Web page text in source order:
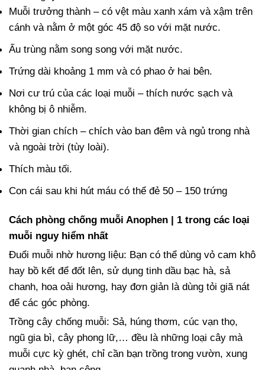
Muỗi trưởng thành – có vệt màu xanh xám và xậm trên
cánh và nằm ở một góc 45 độ so với mặt nước.
Ấu trùng nằm song song với mặt nước.
Trứng dài khoảng 1 mm và có phao ở hai bên.
Nơi cư trú của các loại muỗi – thích nước sạch và
không bị ô nhiễm.
Thời gian chích – chích vào ban đêm và ngủ trong nhà
và ngoài trời (tùy loài).
Thích màu tối.
Con cái sau khi hút máu có thể đẻ 50 – 150 trứng
Cách phòng chống muỗi Anophen | 1 trong các loại
muỗi nguy hiểm nhất
Đuổi muỗi nhờ hương liệu: Bạn có thể dùng vỏ cam khô
hay bồ kết để đốt lên, sử dụng tinh dầu bạc hà, sả
chanh, hoa oải hương, hay đơn giản là dùng tỏi giã nát
để các góc phòng.
Trồng cây chống muỗi: Sả, húng thơm, cúc vạn thọ,
ngũ gia bì, cây phong lữ,… đều là những loại cây mà
muỗi cực kỳ ghét, chỉ cần bạn trồng trong vườn, xung